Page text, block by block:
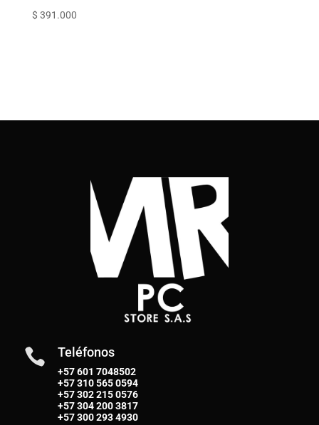
$ 391.000
 Teléfonos
+57 601 7048502
+57310 565 0594
+57302 215 0576
+57304 200 3817
+57300 293 4930